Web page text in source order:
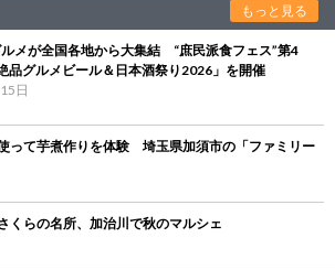
もっと見る
メが全国各地から大集結 “庶民派食フェス”第4
品グルメビール＆日本酒祭り2026」を開催
日
って芋煮作りを体験 埼玉県加須市の「ファミリー
くらの名所、加治川で秋のマルシェ